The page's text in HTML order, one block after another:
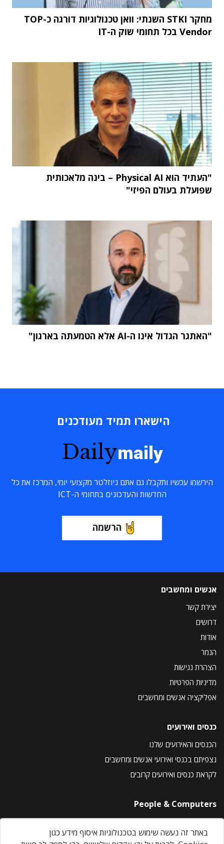
מחקר STKI השנתי: וואן טכנולוגיות דורגה כ-TOP
Vendor בכל תחומי שוק ה-IT
"העתיד הוא Physical AI – בינה מלאכותית
שפועלת בעולם הפיזי"
"האתגר הגדול אינו ה-AI אלא הטמעתה בארגון"
הישארו תמיד מעודכנים
Dailymaily
הירשמו עכשיו ותקבלו גם אתם ניוזלטר מקצועי יומי, המרכז את כל
החדשות והעדכונים בתחומי ה-ICT
הרשמה
אנשים ומחשבים
יצירת קשר
דרושים
אודות
הנמר
הצהרת נגישות
מדיניות הפרטיות
אפליקציה אנשים ומחשבים
כנסים ואירועים
הכנסים והאירועים שלנו
נצפיתם בכנסי ואירועי אנשים ומחשבים
לקראת כנסים ואירועים קרובים
People & Computers
About Us
Privacy Policy
באתר זה נעשה שימוש בטכנולוגיות איסוף מידע כגון